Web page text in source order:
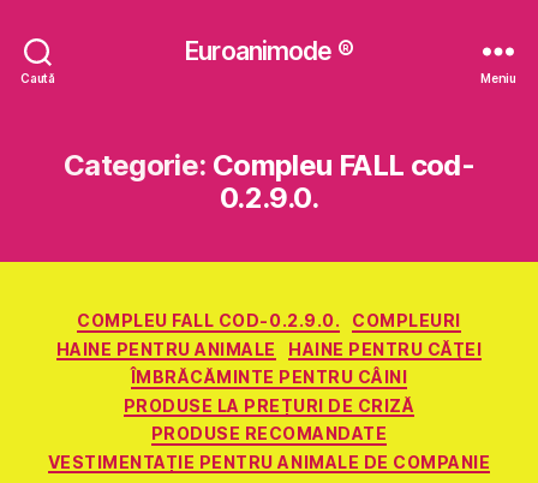
Caută
Euroanimode ®
Meniu
Categorie: Compleu FALL cod-
0.2.9.0.
Categorii
COMPLEU FALL COD-0.2.9.0.
COMPLEURI
HAINE PENTRU ANIMALE
HAINE PENTRU CĂŢEI
ÎMBRĂCĂMINTE PENTRU CÂINI
PRODUSE LA PREȚURI DE CRIZĂ
PRODUSE RECOMANDATE
VESTIMENTAȚIE PENTRU ANIMALE DE COMPANIE